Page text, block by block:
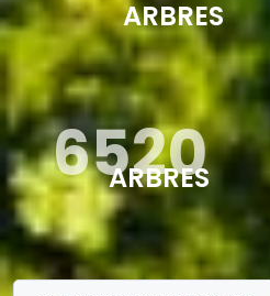
ARBRES
6520
ARBRES